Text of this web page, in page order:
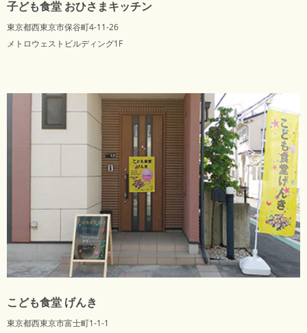
子ども食堂 おひさまキッチン
東京都西東京市保谷町4-11-26
メトロウェストビルディング1F
こども食堂 げんき
東京都西東京市富士町1-1-1